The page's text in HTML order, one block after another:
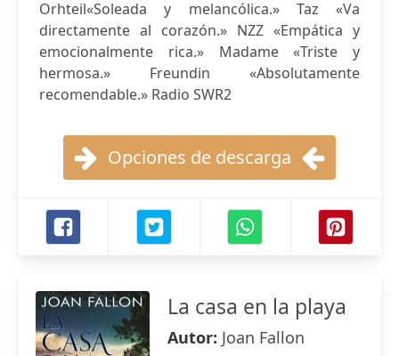
Orhteil«Soleada y melancólica.» Taz «Va
directamente al corazón.» NZZ «Empática y
emocionalmente rica.» Madame «Triste y
hermosa.» Freundin «Absolutamente
recomendable.» Radio SWR2
Opciones de descarga
La casa en la playa
Autor: Joan Fallon